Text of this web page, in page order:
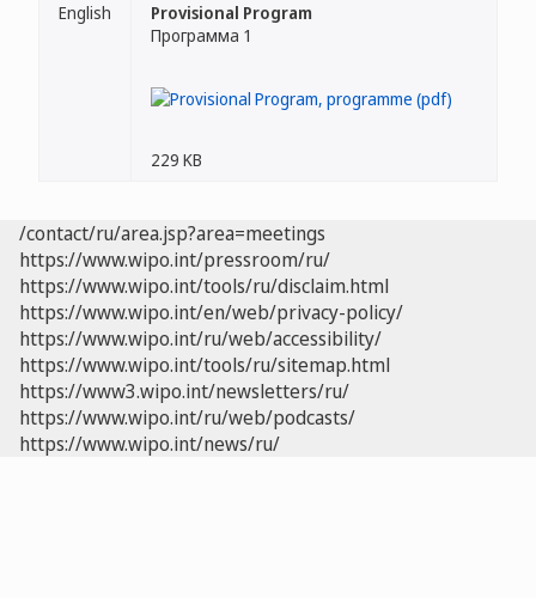
English
Provisional Program
Программа 1
229 KB
/contact/ru/area.jsp?area=meetings
https://www.wipo.int/pressroom/ru/
https://www.wipo.int/tools/ru/disclaim.html
https://www.wipo.int/en/web/privacy-policy/
https://www.wipo.int/ru/web/accessibility/
https://www.wipo.int/tools/ru/sitemap.html
https://www3.wipo.int/newsletters/ru/
https://www.wipo.int/ru/web/podcasts/
https://www.wipo.int/news/ru/